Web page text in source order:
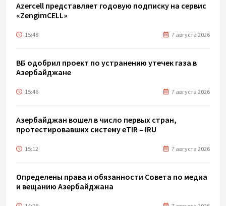
Azercell представляет годовую подписку на сервис
«ZengimCELL»
15:48 7 августа 2026
ВБ одобрил проект по устранению утечек газа в
Азербайджане
15:46 7 августа 2026
Азербайджан вошел в число первых стран,
протестировавших систему eTIR – IRU
15:12 7 августа 2026
Определены права и обязанности Совета по медиа
и вещанию Азербайджана